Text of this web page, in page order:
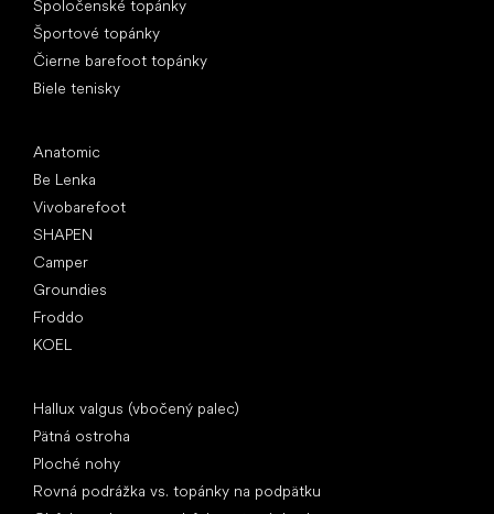
Spoločenské topánky
Športové topánky
Čierne barefoot topánky
Biele tenisky
Anatomic
Be Lenka
Vivobarefoot
SHAPEN
Camper
Groundies
Froddo
KOEL
Hallux valgus (vbočený palec)
Pätná ostroha
Ploché nohy
Rovná podrážka vs. topánky na podpätku